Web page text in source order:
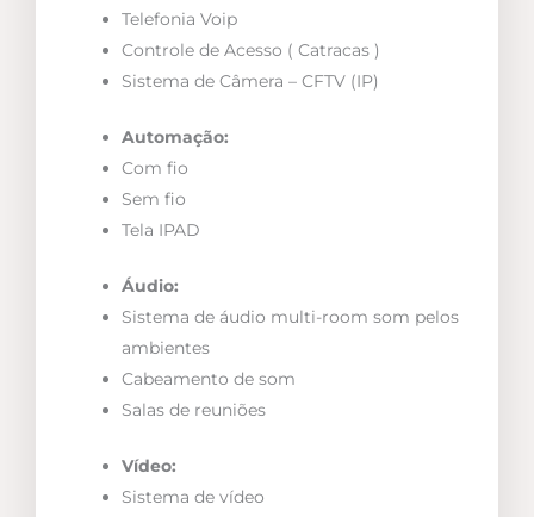
Telefonia Voip
Controle de Acesso ( Catracas )
Sistema de Câmera – CFTV (IP)
Automação:
Com fio
Sem fio
Tela IPAD
Áudio:
Sistema de áudio multi-room som pelos
ambientes
Cabeamento de som
Salas de reuniões
Vídeo:
Sistema de vídeo